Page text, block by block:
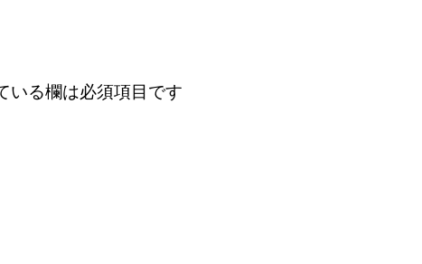
いる欄は必須項目です